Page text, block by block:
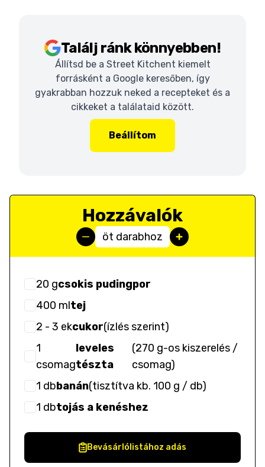
Találj ránk könnyebben!
Állítsd be a Street Kitchent kiemelt
forrásként a Google keresőben, így
gyakrabban hozzuk neked a recepteket és a
cikkeket a találataid között.
Beállítom
Hozzávalók
öt darabhoz
20 gcsokis pudingpor
400 mltej
2 - 3 ekcukor(ízlés szerint)
1
csomag
leveles
tészta
(270 g-os kiszerelés /
csomag)
1 dbbanán(tisztítva kb. 100 g / db)
1 dbtojás a kenéshez
Bevásárlólistához adás